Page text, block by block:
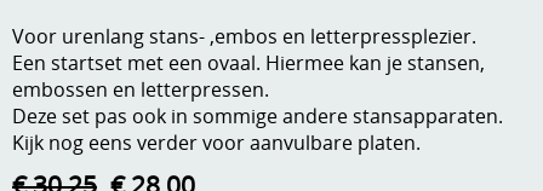
Dies om te stansen
DVD-CD
Embossen
Info
Anders creatief
Voor urenlang stans- ,embos en letterpressplezier.
Een startset met een ovaal. Hiermee kan je stansen,
embossen en letterpressen.
Deze set pas ook in sommige andere stansapparaten.
Kijk nog eens verder voor aanvulbare platen.